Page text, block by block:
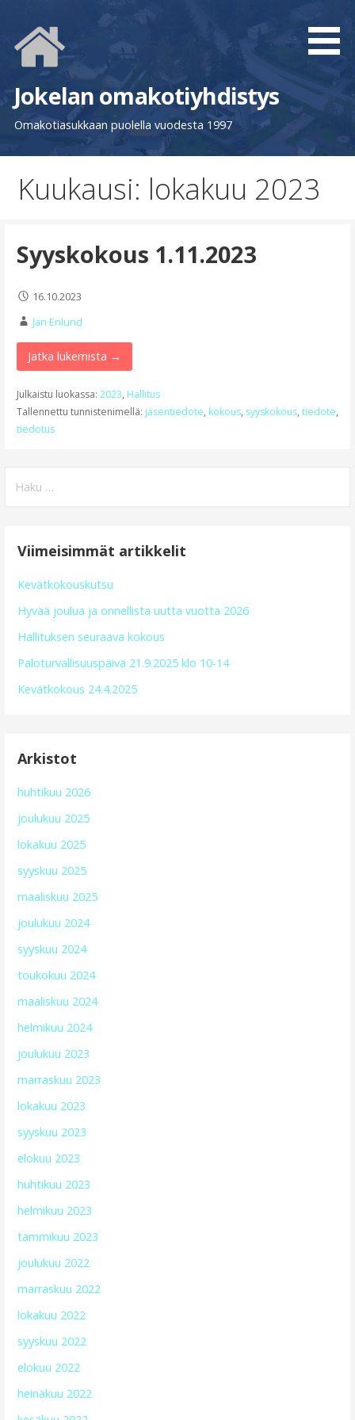
sisältöön
Jokelan omakotiyhdistys
Omakotiasukkaan puolella vuodesta 1997
Kuukausi: lokakuu 2023
Syyskokous 1.11.2023
16.10.2023
Jan Enlund
Jatka lukemista →
Julkaistu luokassa: 2023, Hallitus
Tallennettu tunnistenimellä: jäsentiedote, kokous, syyskokous, tiedote,
tiedotus
Viimeisimmät artikkelit
Kevätkokouskutsu
Hyvää joulua ja onnellista uutta vuotta 2026
Hallituksen seuraava kokous
Paloturvallisuuspäivä 21.9.2025 klo 10-14
Kevätkokous 24.4.2025
Arkistot
huhtikuu 2026
joulukuu 2025
lokakuu 2025
syyskuu 2025
maaliskuu 2025
joulukuu 2024
syyskuu 2024
toukokuu 2024
maaliskuu 2024
helmikuu 2024
joulukuu 2023
marraskuu 2023
lokakuu 2023
syyskuu 2023
elokuu 2023
huhtikuu 2023
helmikuu 2023
tammikuu 2023
joulukuu 2022
marraskuu 2022
lokakuu 2022
syyskuu 2022
elokuu 2022
heinäkuu 2022